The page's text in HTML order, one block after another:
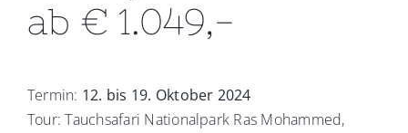
ab € 1.049,-
Termin: 12. bis 19. Oktober 2024
Tour: Tauchsafari Nationalpark Ras Mohammed,